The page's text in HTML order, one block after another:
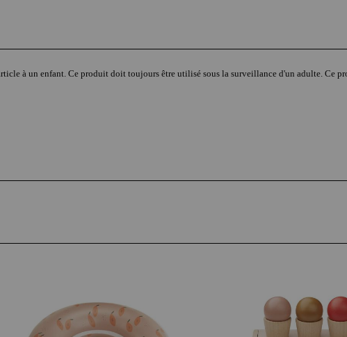
à un enfant. Ce produit doit toujours être utilisé sous la surveillance d'un adulte. Ce